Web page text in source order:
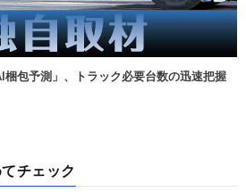
梱包予測」、トラック必要台数の迅速把握
てチェック